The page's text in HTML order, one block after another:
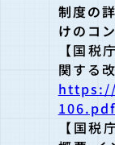
制度の
けのコ
【国税
関する
106.pdf
【国税